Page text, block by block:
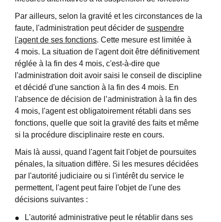
Par ailleurs, selon la gravité et les circonstances de la
faute, l'administration peut décider de suspendre
l'agent de ses fonctions. Cette mesure est limitée à
4 mois. La situation de l'agent doit être définitivement
réglée à la fin des 4 mois, c'est-à-dire que
l'administration doit avoir saisi le conseil de discipline
et décidé d'une sanction à la fin des 4 mois. En
l'absence de décision de l’administration à la fin des
4 mois, l'agent est obligatoirement rétabli dans ses
fonctions, quelle que soit la gravité des faits et même
si la procédure disciplinaire reste en cours.
Mais là aussi, quand l'agent fait l'objet de poursuites
pénales, la situation diffère. Si les mesures décidées
par l'autorité judiciaire ou si l'intérêt du service le
permettent, l'agent peut faire l'objet de l'une des
décisions suivantes :
L'autorité administrative peut le rétablir dans ses